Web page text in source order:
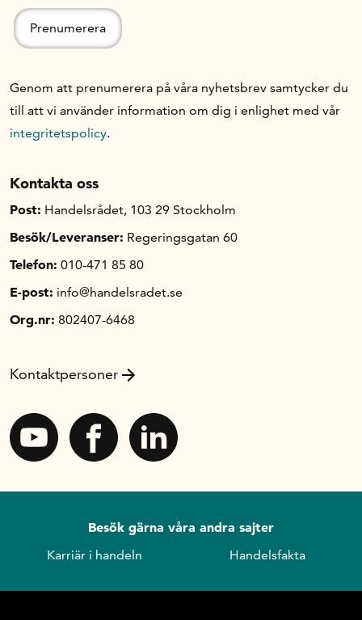
Genom att prenumerera på våra nyhetsbrev samtycker du
till att vi använder information om dig i enlighet med vår
integritetspolicy.
Kontakta oss
Post: Handelsrådet, 103 29 Stockholm
Besök/Leveranser: Regeringsgatan 60
Telefon: 010-471 85 80
E-post: info@handelsradet.se
Org.nr: 802407-6468
Kontaktpersoner
Besök gärna våra andra sajter
Karriär i handeln Handelsfakta